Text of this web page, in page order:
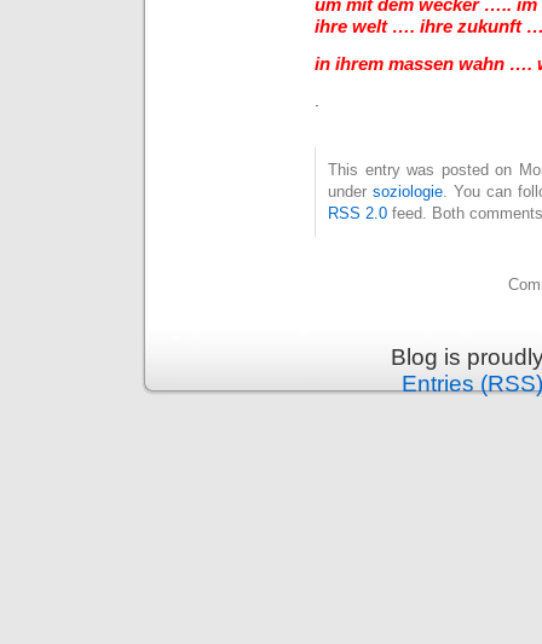
um mit dem wecker …..
ihre welt …. ihre zukunft
in ihrem massen wahn ….
.
This entry was posted on
undersoziologie. You can
RSS 2.0 feed. Both
Blog is
Entries (RSS)